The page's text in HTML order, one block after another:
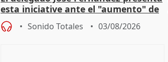
esta iniciative ante el "aumento" de
personas sin hogar en Madri
Sonido Totales 03/08/2026